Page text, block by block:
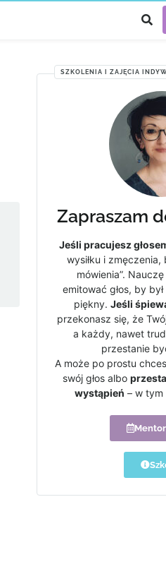
Zapraszam
Jeśli pracujesz
wysiłku i
mówienia”.
emitować głos, by
piękny. Jeśli
przekonasz się, że
a każdy, nawet
przestanie
A może po prostu
swój głos albo
wystąpień – w tym
SZKOLENIA I ZAJĘCIA